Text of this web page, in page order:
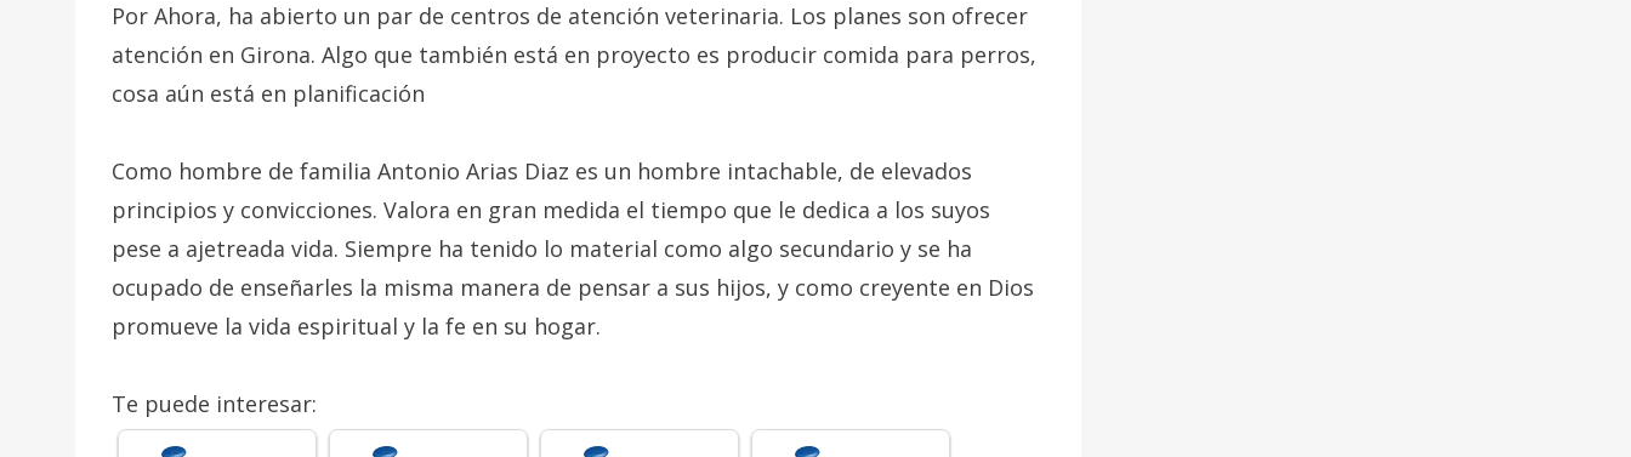
Por Ahora, ha abierto un par de centros de atención veterinaria. Los planes son ofrecer
atención en Girona. Algo que también está en proyecto es producir comida para perros,
cosa aún está en planificación
Como hombre de familia Antonio Arias Diaz es un hombre intachable, de elevados
principios y convicciones. Valora en gran medida el tiempo que le dedica a los suyos
pese a ajetreada vida. Siempre ha tenido lo material como algo secundario y se ha
ocupado de enseñarles la misma manera de pensar a sus hijos, y como creyente en Dios
promueve la vida espiritual y la fe en su hogar.
Te puede interesar: